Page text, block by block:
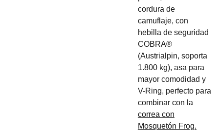
cordura de
camuflaje, con
hebilla de seguridad
COBRA®
(Austrialpin, soporta
1.800 kg), asa para
mayor comodidad y
V-Ring, perfecto para
combinar con la
correa con
Mosquetón Frog.